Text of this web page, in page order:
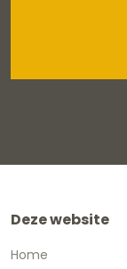
Deze website
Home